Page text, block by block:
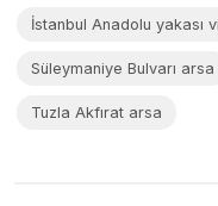
İstanbul Anadolu yakası
Süleymaniye Bulvarı arsa
Tuzla Akfırat arsa